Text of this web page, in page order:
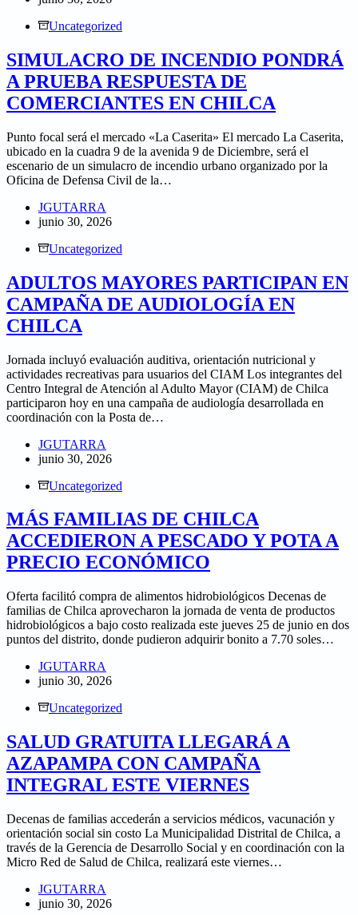
Uncategorized
SIMULACRO DE INCENDIO PONDRÁ
A PRUEBA RESPUESTA DE
COMERCIANTES EN CHILCA
Punto focal será el mercado «La Caserita» El mercado La Caserita,
ubicado en la cuadra 9 de la avenida 9 de Diciembre, será el
escenario de un simulacro de incendio urbano organizado por la
Oficina de Defensa Civil de la…
JGUTARRA
junio 30, 2026
Uncategorized
ADULTOS MAYORES PARTICIPAN EN
CAMPAÑA DE AUDIOLOGÍA EN
CHILCA
Jornada incluyó evaluación auditiva, orientación nutricional y
actividades recreativas para usuarios del CIAM Los integrantes del
Centro Integral de Atención al Adulto Mayor (CIAM) de Chilca
participaron hoy en una campaña de audiología desarrollada en
coordinación con la Posta de…
JGUTARRA
junio 30, 2026
Uncategorized
MÁS FAMILIAS DE CHILCA
ACCEDIERON A PESCADO Y POTA A
PRECIO ECONÓMICO
Oferta facilitó compra de alimentos hidrobiológicos Decenas de
familias de Chilca aprovecharon la jornada de venta de productos
hidrobiológicos a bajo costo realizada este jueves 25 de junio en dos
puntos del distrito, donde pudieron adquirir bonito a 7.70 soles…
JGUTARRA
junio 30, 2026
Uncategorized
SALUD GRATUITA LLEGARÁ A
AZAPAMPA CON CAMPAÑA
INTEGRAL ESTE VIERNES
Decenas de familias accederán a servicios médicos, vacunación y
orientación social sin costo La Municipalidad Distrital de Chilca, a
través de la Gerencia de Desarrollo Social y en coordinación con la
Micro Red de Salud de Chilca, realizará este viernes…
JGUTARRA
junio 30, 2026